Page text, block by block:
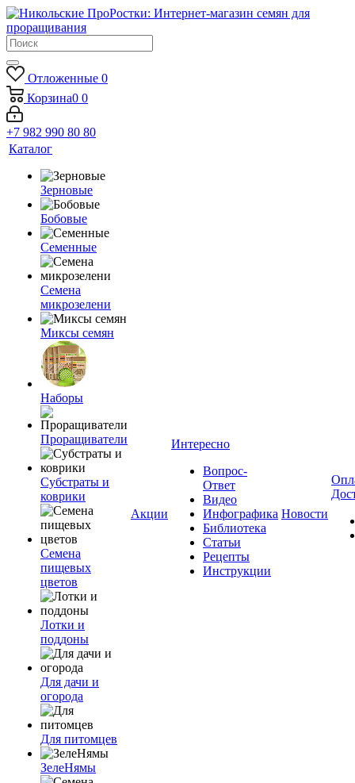
Отложенные 0
Корзина0 0
+7 982 990 80 80
Каталог
Зерновые
Бобовые
Семенные
Семена
микрозелени
Миксы семян
Наборы
Проращиватели
Субстраты и
коврики
Семена
пищевых
цветов
Лотки и
поддоны
Для дачи и
огорода
Для питомцев
ЗелеНямы
Акции
Интересно
Вопрос-
Ответ
Видео
Инфографика
Библиотека
Статьи
Рецепты
Инструкции
Новости